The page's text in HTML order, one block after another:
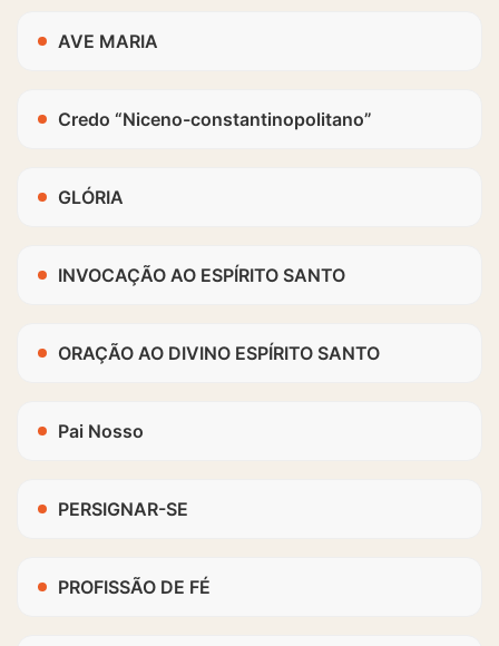
AVE MARIA
Credo “Niceno-constantinopolitano”
GLÓRIA
INVOCAÇÃO AO ESPÍRITO SANTO
ORAÇÃO AO DIVINO ESPÍRITO SANTO
Pai Nosso
PERSIGNAR-SE
PROFISSÃO DE FÉ